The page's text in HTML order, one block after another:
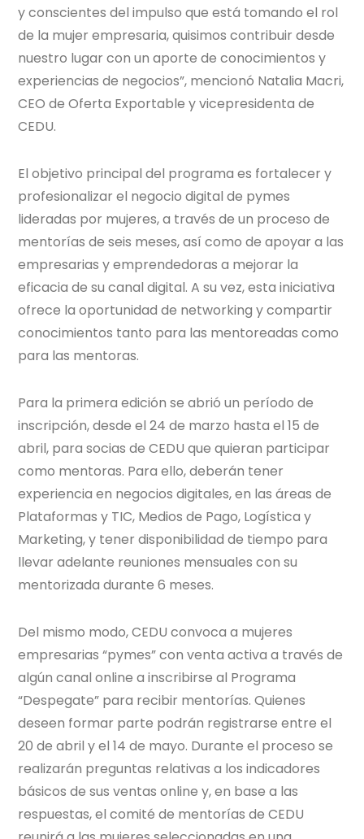
y conscientes del impulso que está tomando el rol
de la mujer empresaria, quisimos contribuir desde
nuestro lugar con un aporte de conocimientos y
experiencias de negocios”, mencionó Natalia Macri,
CEO de Oferta Exportable y vicepresidenta de
CEDU.
El objetivo principal del programa es fortalecer y
profesionalizar el negocio digital de pymes
lideradas por mujeres, a través de un proceso de
mentorías de seis meses, así como de apoyar a las
empresarias y emprendedoras a mejorar la
eficacia de su canal digital. A su vez, esta iniciativa
ofrece la oportunidad de networking y compartir
conocimientos tanto para las mentoreadas como
para las mentoras.
Para la primera edición se abrió un período de
inscripción, desde el 24 de marzo hasta el 15 de
abril, para socias de CEDU que quieran participar
como mentoras. Para ello, deberán tener
experiencia en negocios digitales, en las áreas de
Plataformas y TIC, Medios de Pago, Logística y
Marketing, y tener disponibilidad de tiempo para
llevar adelante reuniones mensuales con su
mentorizada durante 6 meses.
Del mismo modo, CEDU convoca a mujeres
empresarias “pymes” con venta activa a través de
algún canal online a inscribirse al Programa
“Despegate” para recibir mentorías. Quienes
deseen formar parte podrán registrarse entre el
20 de abril y el 14 de mayo. Durante el proceso se
realizarán preguntas relativas a los indicadores
básicos de sus ventas online y, en base a las
respuestas, el comité de mentorías de CEDU